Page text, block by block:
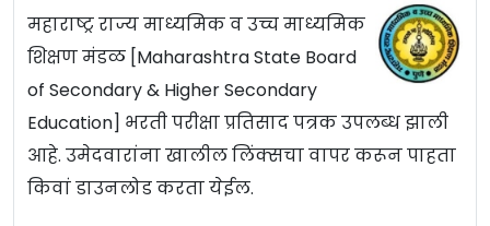
महाराष्ट्र राज्य माध्यमिक व उच्च माध्यमिक
शिक्षण मंडळ [Maharashtra State Board
of Secondary & Higher Secondary
Education] भरती परीक्षा प्रतिसाद पत्रक उपलब्ध झाली
आहे. उमेदवारांना खालील लिंक्सचा वापर करून पाहता
किवां डाउनलोड करता येईल.